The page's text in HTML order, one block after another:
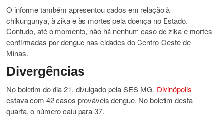
O informe também apresentou dados em relação à
chikungunya, à zika e às mortes pela doença no Estado.
Contudo, até o momento, não há nenhum caso de zika e mortes
confirmadas por dengue nas cidades do Centro-Oeste de
Minas.
Divergências
No boletim do dia 21, divulgado pela SES-MG, Divinópolis
estava com 42 casos prováveis dengue. No boletim desta
quarta, o número caiu para 37.